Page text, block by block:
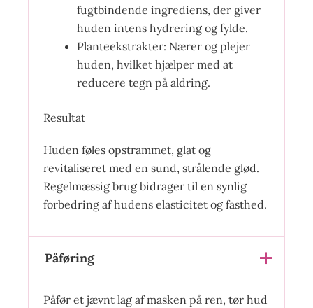
fugtbindende ingrediens, der giver
huden intens hydrering og fylde.
Planteekstrakter: Nærer og plejer
huden, hvilket hjælper med at
reducere tegn på aldring.
Resultat
Huden føles opstrammet, glat og
revitaliseret med en sund, strålende glød.
Regelmæssig brug bidrager til en synlig
forbedring af hudens elasticitet og fasthed.
Påføring
Påfør et jævnt lag af masken på ren, tør hud